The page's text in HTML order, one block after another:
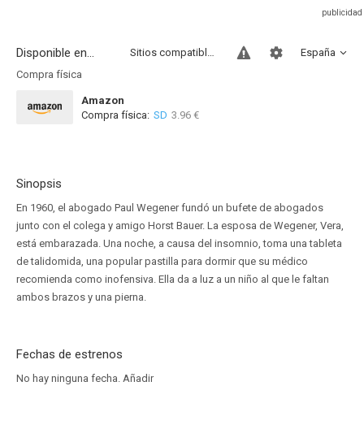
Disponible en... España
Sitios compatibles
Compra física
Amazon
Compra física: SD 3.96 €
Sinopsis
En 1960, el abogado Paul Wegener fundó un bufete de abogados
junto con el colega y amigo Horst Bauer. La esposa de Wegener, Vera,
está embarazada. Una noche, a causa del insomnio, toma una tableta
de talidomida, una popular pastilla para dormir que su médico
recomienda como inofensiva. Ella da a luz a un niño al que le faltan
ambos brazos y una pierna.
Fechas de estrenos
No hay ninguna fecha. Añadir